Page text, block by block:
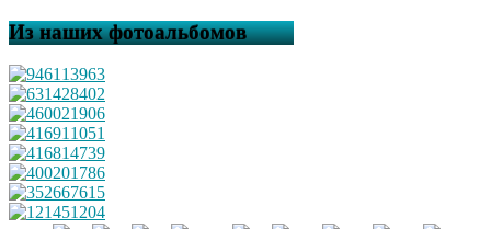
Из наших фотоальбомов